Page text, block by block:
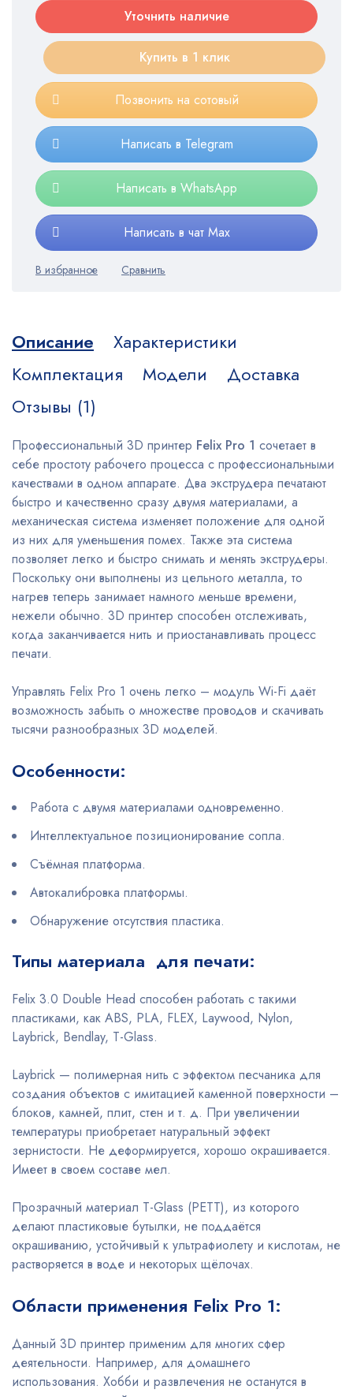
Уточнить наличие
Купить в 1 клик
Позвонить на сотовый
Написать в Telegram
Написать в WhatsApp
Написать в чат Max
Описание
Характеристики
Комплектация
Модели
Доставка
Отзывы (1)
Профессиональный 3D принтер Felix Pro 1 сочетает в
себе простоту рабочего процесса с профессиональными
качествами в одном аппарате. Два экструдера печатают
быстро и качественно сразу двумя материалами, а
механическая система изменяет положение для одной
из них для уменьшения помех. Также эта система
позволяет легко и быстро снимать и менять экструдеры.
Поскольку они выполнены из цельного металла, то
нагрев теперь занимает намного меньше времени,
нежели обычно. 3D принтер способен отслеживать,
когда заканчивается нить и приостанавливать процесс
печати.
Управлять Felix Pro 1 очень легко – модуль Wi-Fi даёт
возможность забыть о множестве проводов и скачивать
тысячи разнообразных 3D моделей.
Особенности:
Работа с двумя материалами одновременно.
Интеллектуальное позиционирование сопла.
Съёмная платформа.
Автокалибровка платформы.
Обнаружение отсутствия пластика.
Типы материала для печати:
Felix 3.0 Double Head способен работать с такими
пластиками, как ABS, PLA, FLEX, Laywood, Nylon,
Laybrick, Bendlay, T-Glass.
Laybrick — полимерная нить с эффектом песчаника для
создания объектов с имитацией каменной поверхности –
блоков, камней, плит, стен и т. д. При увеличении
температуры приобретает натуральный эффект
зернистости. Не деформируется, хорошо окрашивается.
Имеет в своем составе мел.
Прозрачный материал T-Glass (PETT), из которого
делают пластиковые бутылки, не поддаётся
окрашиванию, устойчивый к ультрафиолету и кислотам, не
растворяется в воде и некоторых щёлочах.
Области применения Felix Pro 1:
Данный 3D принтер применим для многих сфер
деятельности. Например, для домашнего
использования. Хобби и развлечения не останутся в